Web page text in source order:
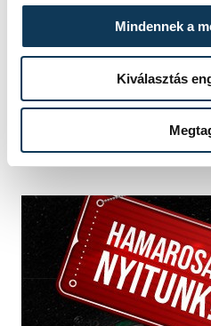
Mindennek a
Kiválasztás
SZERZŐ
vehir.hu